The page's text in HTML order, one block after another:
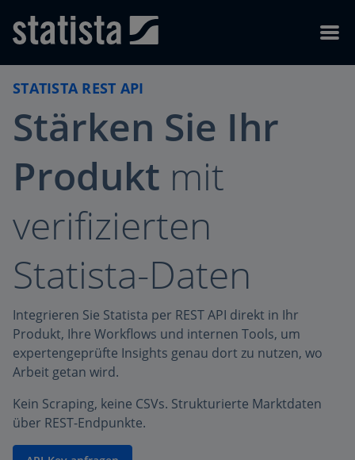
Menü
STATISTA REST API
Stärken Sie Ihr
Produkt mit
verifizierten
Statista-Daten
Integrieren Sie Statista per REST API direkt in Ihr
Produkt, Ihre Workflows und internen Tools, um
expertengeprüfte Insights genau dort zu nutzen, wo
Arbeit getan wird.
Kein Scraping, keine CSVs. Strukturierte Marktdaten
über REST-Endpunkte.